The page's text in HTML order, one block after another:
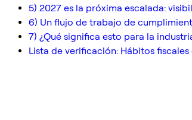
5) 2027 es la próxima escalada:
6) Un flujo de trabajo de
7) ¿Qué significa esto para la
Lista de verificación: Hábitos